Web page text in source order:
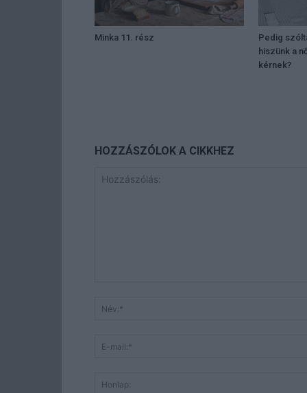
Minka 11. rész
Pedig
hiszünk a
kérnek?
HOZZÁSZÓLOK A CIKKHEZ